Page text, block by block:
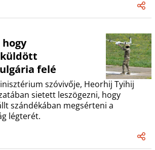
küldött
felé
szóvivője, Heorhij Tyihij
sietett leszögezni, hogy
szándékában megsérteni a
légterét.